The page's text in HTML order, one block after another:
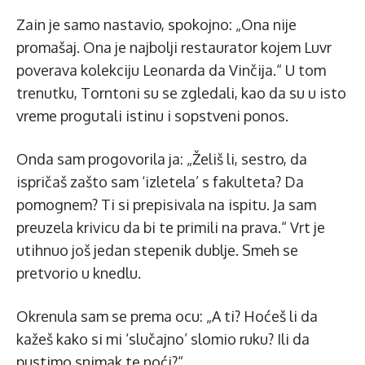
Zain je samo nastavio, spokojno: „Ona nije
promašaj. Ona je najbolji restaurator kojem Luvr
poverava kolekciju Leonarda da Vinčija.“ U tom
trenutku, Torntoni su se zgledali, kao da su u isto
vreme progutali istinu i sopstveni ponos.
Onda sam progovorila ja: „Želiš li, sestro, da
ispričaš zašto sam ‘izletela’ s fakulteta? Da
pomognem? Ti si prepisivala na ispitu. Ja sam
preuzela krivicu da bi te primili na prava.“ Vrt je
utihnuo još jedan stepenik dublje. Smeh se
pretvorio u knedlu.
Okrenula sam se prema ocu: „A ti? Hoćeš li da
kažeš kako si mi ‘slučajno’ slomio ruku? Ili da